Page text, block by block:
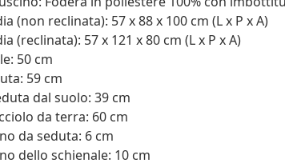
(non reclinata): 57 x 88 x 100 cm (L x P x A)
(reclinata): 57 x 121 x 80 cm (L x P x A)
50 cm
59 cm
dal suolo: 39 cm
da terra: 60 cm
da seduta: 6 cm
dello schienale: 10 cm